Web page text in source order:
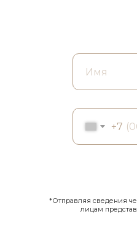
+7
*Отправляя сведения
лицам